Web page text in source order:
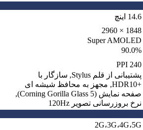
14.6 اینچ
1848 × 2960
Super AMOLED
90.0%
240 PPI
پشتیبانی از قلم Stylus ,سازگار با
,مجهز به محافظ شیشه ای
صفحه نمایش (Corning Gorilla Glass 5)
,
نرخ بروزرسانی تصویر 120Hz
2G،3G،4G،5G